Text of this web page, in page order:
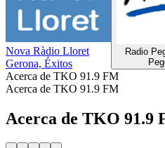
Nova Ràdio Lloret
Gerona, Éxitos
Radio
Acerca de TKO 91.9 FM
Acerca de TKO 91.9 FM
Acerca de TKO 91.9